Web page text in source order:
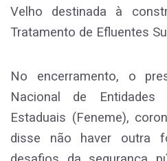
Velho destinada à
Tratamento de Efluentes
No encerramento, o
Nacional de
Estaduais (Feneme),
disse não haver outra